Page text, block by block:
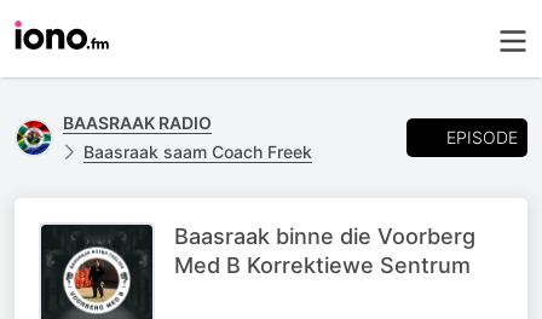
BAASRAAK RADIO
Baasraak saam Coach Freek
EPISODE
Baasraak binne die Voorberg
Med B Korrektiewe Sentrum